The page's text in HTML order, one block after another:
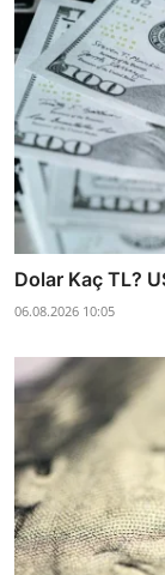
Dolar Kaç TL?
06.08.2026 10:05